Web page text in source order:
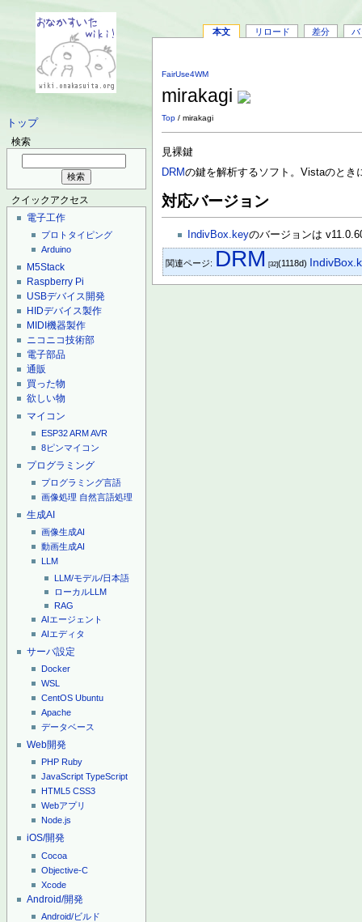
トップ
検索
クイックアクセス
電子工作
プロトタイピング
Arduino
M5Stack
Raspberry Pi
USBデバイス開発
HIDデバイス製作
MIDI機器製作
ニコニコ技術部
電子部品
通販
買った物
欲しい物
マイコン
ESP32ARMAVR
8ピンマイコン
プログラミング
プログラミング言語
画像処理 自然言語処理
生成AI
画像生成AI
動画生成AI
LLM
LLM/モデル/日本語
ローカルLLM
RAG
AIエージェント
AIエディタ
サーバ設定
Docker
WSL
CentOS Ubuntu
Apache
データベース
Web開発
PHP Ruby
JavaScript TypeScript
HTML5 CSS3
Webアプリ
Node.js
iOS/開発
Cocoa
Objective-C
Xcode
Android/開発
Android/ビルド
本文 リロード 差分 バ
FairUse4WM
mirakagi
Top / mirakagi
見裸鍵
DRMの鍵を解析するソフト。Vistaのとき
対応バージョン
IndivBox.keyのバージョンは
関連ページ: DRM [32](1118d)